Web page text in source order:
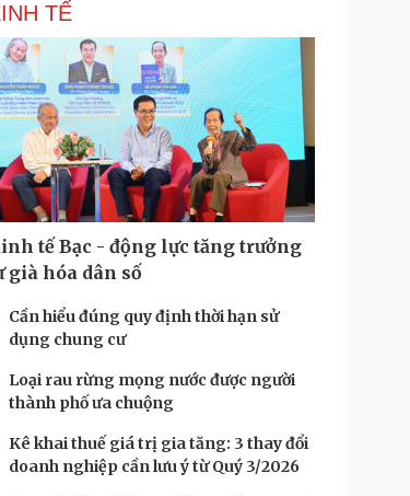
Tiêu dùng
Tỷ giá
Chứng khoán
Giá cà phê
nghiệp
24h
Công nghệ
Sành điệu
Tin Công nghệ
Trải nghiệm
Chuyển đổi số
Podcast
Đọc truyện đêm khuya
Cửa sổ tình yêu
Hạt giống tâm hồn
TẾ
tế Bạc - động lực tăng trưởng
già hóa dân số
Cần hiểu đúng quy định thời hạn sử
dụng chung cư
Loại rau rừng mọng nước được người
thành phố ưa chuộng
Kê khai thuế giá trị gia tăng: 3 thay đổi
doanh nghiệp cần lưu ý từ Quý 3/2026